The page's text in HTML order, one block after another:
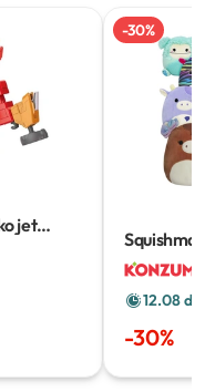
jet
-30%
12.08
-30%